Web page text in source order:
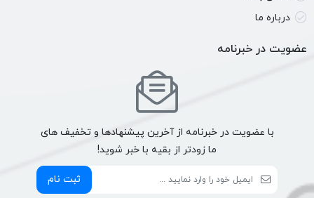
درباره ما
عضویت در خبرنامه
با عضویت در خبرنامه از آخرین پیشنهادها و تخفیف های
ما زودتر از بقیه با خبر شوید!
ثبت نام